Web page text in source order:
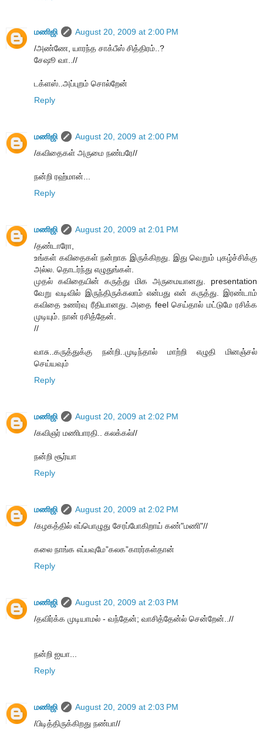
மணிஜி
August 20, 2009 at 2:00 PM
/அண்ணே, யாரந்த சாக்பீஸ் சித்திரம்..?
சேஷூ வா..//
டக்ளஸ்..அப்புறம் சொல்றேன்
Reply
மணிஜி
August 20, 2009 at 2:00 PM
/கவிதைகள் அருமை நண்பரே//
நன்றி ரஹ்மான்...
Reply
மணிஜி
August 20, 2009 at 2:01 PM
/தண்டாரோ,
உங்கள் கவிதைகள் நன்றாக இருக்கிறது. இது வெறும் புகழ்ச்சிக்கு
அல்ல. தொடர்ந்து எழுதுங்கள்.
முதல் கவிதையின் கருத்து மிக அருமையானது. presentation
வேறு வடிவில் இருந்திருக்கலாம் என்பது என் கருத்து. இரண்டாம்
கவிதை உணர்வு ரீதியானது. அதை feel செய்தால் மட்டுமே ரசிக்க
முடியும். நான் ரசித்தேன்.
//
வாசு..கருத்துக்கு நன்றி..முடிந்தால் மாற்றி எழுதி மினஞ்சல்
செய்யவும்
Reply
மணிஜி
August 20, 2009 at 2:02 PM
/கவிஞர் மணிபாரதி.. கலக்கல்//
நன்றி சூர்யா
Reply
மணிஜி
August 20, 2009 at 2:02 PM
/கழகத்தில் எப்பொழுது சேரப்போகிறாய் கண்"மணி"//
கலை நாங்க எப்பவுமே”கலக”காரர்கள்தான்
Reply
மணிஜி
August 20, 2009 at 2:03 PM
/தவிர்க்க முடியாமல் - வந்தேன்; வாசித்தேன்ல் சென்றேன்..//
நன்றி ஐயா...
Reply
மணிஜி
August 20, 2009 at 2:03 PM
/பிடித்திருக்கிறது நண்பா//